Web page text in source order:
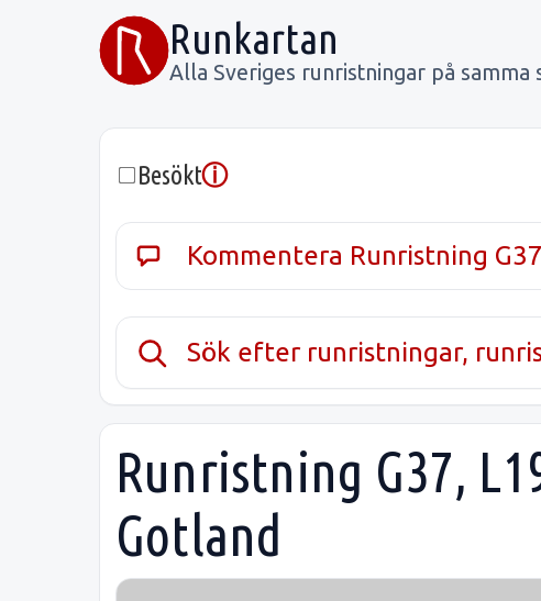
Runkartan
Alla Sveriges runristningar på samma
Besöktⓘ
Kommentera Runristning
Sök efter runristningar,
Runristning G37,
Gotland